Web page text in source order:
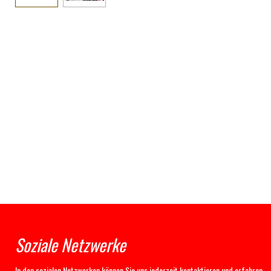
Soziale Netzwerke